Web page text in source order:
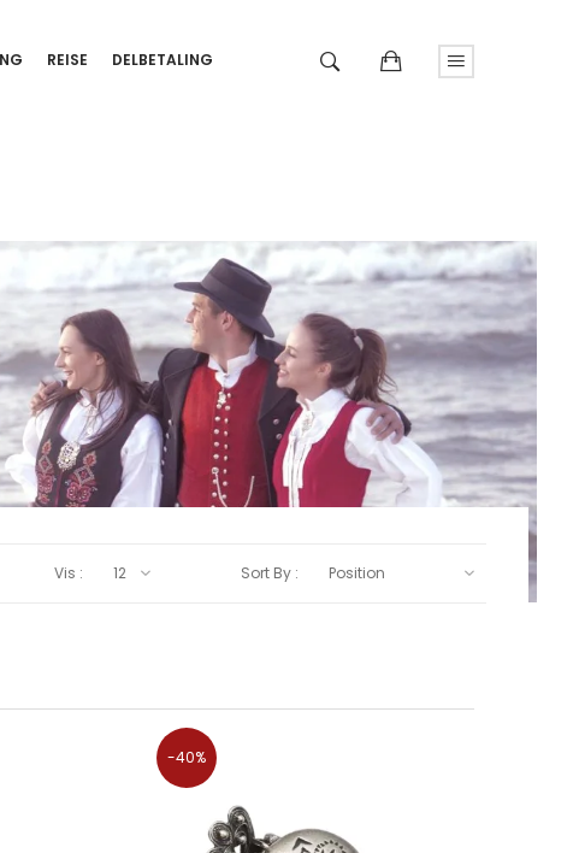
REISE DELBETALING
-40%
Vis : Sort By :